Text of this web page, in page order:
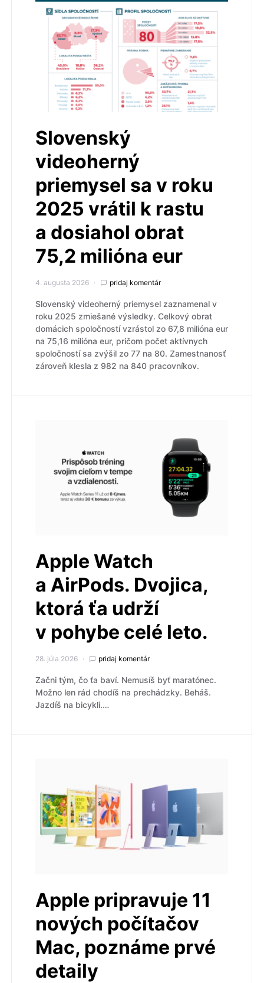
Slovenský
videoherný
priemysel sa v roku
2025 vrátil k rastu
a dosiahol obrat
75,2 milióna eur
4. augusta 2026 pridaj komentár
Slovenský videoherný priemysel zaznamenal v
roku 2025 zmiešané výsledky. Celkový obrat
domácich spoločností vzrástol zo 67,8 milióna eur
na 75,16 milióna eur, pričom počet aktívnych
spoločností sa zvýšil zo 77 na 80. Zamestnanosť
zároveň klesla z 982 na 840 pracovníkov.
Apple Watch
a AirPods. Dvojica,
ktorá ťa udrží
v pohybe celé leto.
28. júla 2026 pridaj komentár
Začni tým, čo ťa baví. Nemusíš byť maratónec.
Možno len rád chodíš na prechádzky. Beháš.
Jazdíš na bicykli.…
Apple pripravuje 11
nových počítačov
Mac, poznáme prvé
detaily